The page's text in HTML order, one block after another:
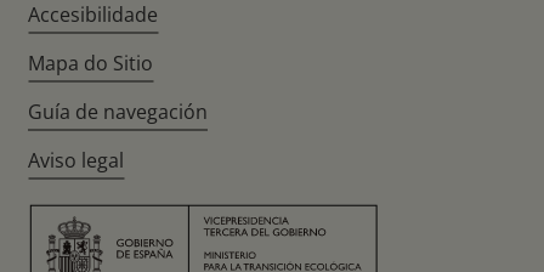
Accesibilidade
Mapa do Sitio
Guía de navegación
Aviso legal